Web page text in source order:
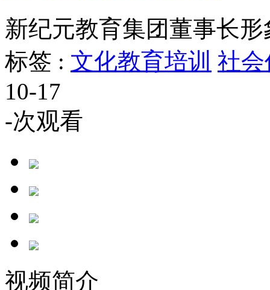
新纪元教育集团董事长形
标签 : 文化教育培训 社
10-17
-次观看
视频简介